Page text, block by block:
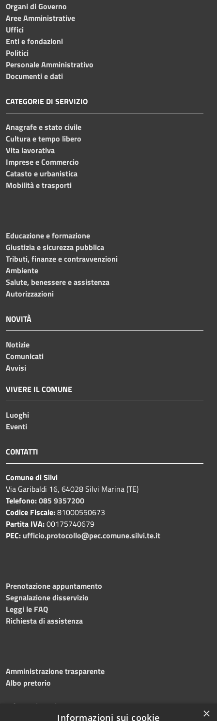
Organi di Governo
Aree Amministrative
Uffici
Enti e fondazioni
Politici
Personale Amministrativo
Documenti e dati
CATEGORIE DI SERVIZIO
Anagrafe e stato civile
Cultura e tempo libero
Vita lavorativa
Imprese e Commercio
Catasto e urbanistica
Mobilità e trasporti
Educazione e formazione
Giustizia e sicurezza pubblica
Tributi, finanze e contravvenzioni
Ambiente
Salute, benessere e assistenza
Autorizzazioni
NOVITÀ
Notizie
Comunicati
Avvisi
VIVERE IL COMUNE
Luoghi
Eventi
CONTATTI
Comune di Silvi
Via Garibaldi 16, 64028 Silvi Marina (TE)
Telefono:085 9357200
Codice Fiscale:81000550673
Partita IVA:00175740679
PEC: ufficio.protocollo@pec.comune.silvi.te.it
Prenotazione appuntamento
Segnalazione disservizio
Leggi le FAQ
Richiesta di assistenza
Amministrazione trasparente
Albo pretorio
Informativa privacy
×
Informazioni sui cookie